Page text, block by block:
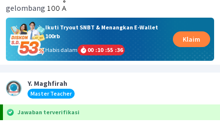
gelombang
Ikuti Tryout SNBT & Menangkan E-Wallet
100rb
Habis dalam
00 :10 :55 :36
Klaim
Y. Maghfirah
Master Teacher
Jawaban terverifikasi